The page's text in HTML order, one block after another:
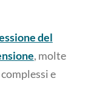
del
, molte
e